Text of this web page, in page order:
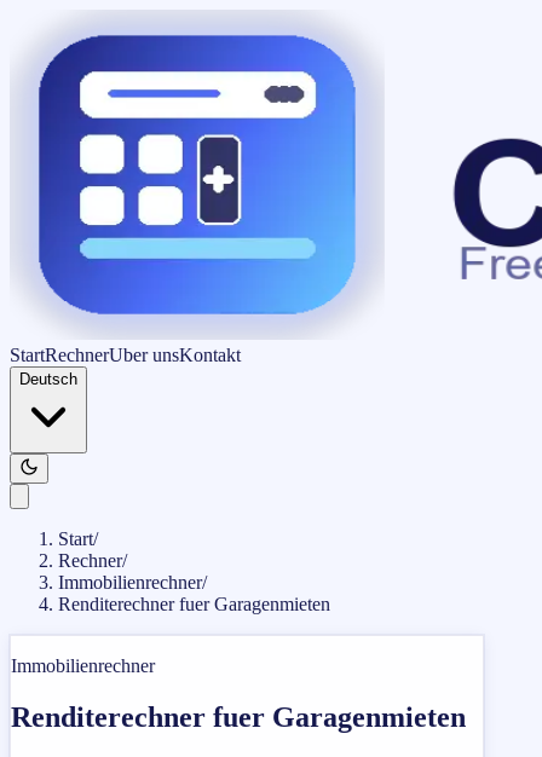
StartRechnerUber unsKontakt
Deutsch
Start/
Rechner/
Immobilienrechner/
Renditerechner fuer Garagenmieten
Immobilienrechner
Renditerechner fuer Garagenmieten